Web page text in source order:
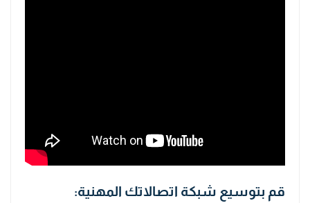
قم بتوسيع شبكة اتصالاتك المهنية: